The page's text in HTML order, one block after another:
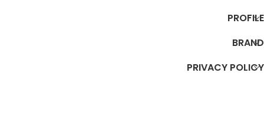
PROFILE
BRAND
PRIVACY POLICY